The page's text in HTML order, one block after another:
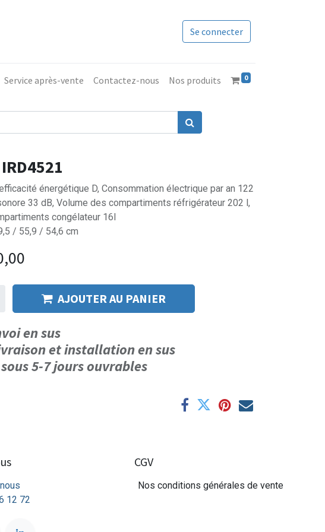
Se connecter
Service après-vente Contactez-nous Nos produits 0
énergétique D, Consommation électrique par an 122
33 dB, Volume des compartiments réfrigérateur 202 l,
congélateur 16l
/ 55,9 / 54,6 cm
AJOUTER AU PANIER
en sus
et installation en sus
5-7 jours ouvrables
12 72
CGV
Nos conditions générales de vente